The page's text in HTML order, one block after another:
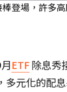
登場，許多
ETF除息秀
多元化的配